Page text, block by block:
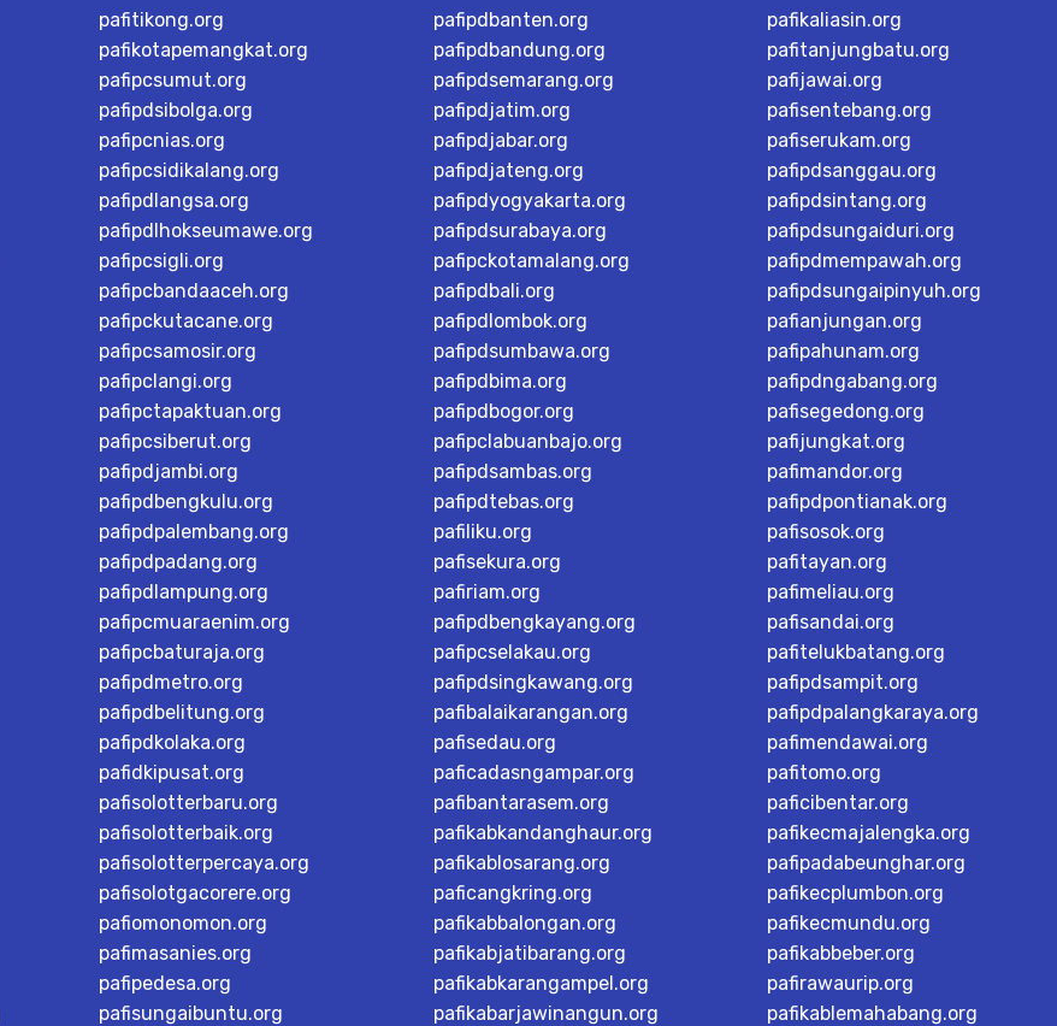
pafitikong.org
pafikotapemangkat.org
pafipcsumut.org
pafipdsibolga.org
pafipcnias.org
pafipcsidikalang.org
pafipdlangsa.org
pafipdlhokseumawe.org
pafipcsigli.org
pafipcbandaaceh.org
pafipckutacane.org
pafipcsamosir.org
pafipclangi.org
pafipctapaktuan.org
pafipcsiberut.org
pafipdjambi.org
pafipdbengkulu.org
pafipdpalembang.org
pafipdpadang.org
pafipdlampung.org
pafipcmuaraenim.org
pafipcbaturaja.org
pafipdmetro.org
pafipdbelitung.org
pafipdkolaka.org
pafidkipusat.org
pafisolotterbaru.org
pafisolotterbaik.org
pafisolotterpercaya.org
pafisolotgacorere.org
pafiomonomon.org
pafimasanies.org
pafipedesa.org
pafisungaibuntu.org
pafipdbanten.org
pafipdbandung.org
pafipdsemarang.org
pafipdjatim.org
pafipdjabar.org
pafipdjateng.org
pafipdyogyakarta.org
pafipdsurabaya.org
pafipckotamalang.org
pafipdbali.org
pafipdlombok.org
pafipdsumbawa.org
pafipdbima.org
pafipdbogor.org
pafipclabuanbajo.org
pafipdsambas.org
pafipdtebas.org
pafiliku.org
pafisekura.org
pafiriam.org
pafipdbengkayang.org
pafipcselakau.org
pafipdsingkawang.org
pafibalaikarangan.org
pafisedau.org
paficadasngampar.org
pafibantarasem.org
pafikabkandanghaur.org
pafikablosarang.org
paficangkring.org
pafikabbalongan.org
pafikabjatibarang.org
pafikabkarangampel.org
pafikabarjawinangun.org
pafikaliasin.org
pafitanjungbatu.org
pafijawai.org
pafisentebang.org
pafiserukam.org
pafipdsanggau.org
pafipdsintang.org
pafipdsungaiduri.org
pafipdmempawah.org
pafipdsungaipinyuh.org
pafianjungan.org
pafipahunam.org
pafipdngabang.org
pafisegedong.org
pafijungkat.org
pafimandor.org
pafipdpontianak.org
pafisosok.org
pafitayan.org
pafimeliau.org
pafisandai.org
pafitelukbatang.org
pafipdsampit.org
pafipdpalangkaraya.org
pafimendawai.org
pafitomo.org
paficibentar.org
pafikecmajalengka.org
pafipadabeunghar.org
pafikecplumbon.org
pafikecmundu.org
pafikabbeber.org
pafirawaurip.org
pafikablemahabang.org